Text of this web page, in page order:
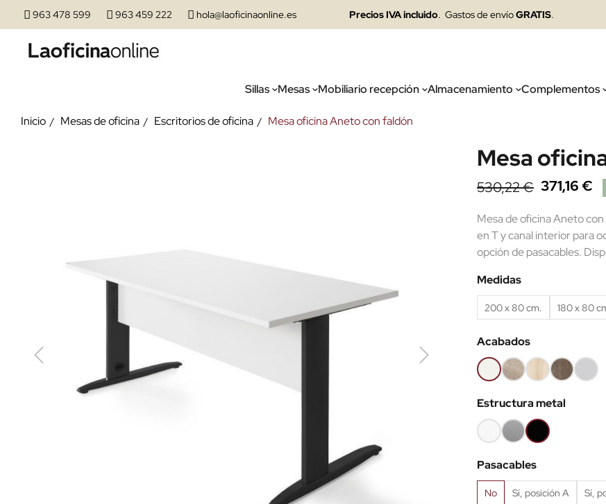
963 478 599 963 459 222 hola@laoficinaonline.es Precios IVA incluido. Gastos de envíoGRATIS.
Sillas Mesas Mobiliario recepción Almacenamiento Complementos
Inicio Mesas de oficina Escritorios de oficina Mesa oficina Aneto con faldón
Mesa
530,22 € 371,16 €
Mesa de oficina Aneto
en T y canal interior para
opción de pasacables.
Medidas
200 x 80 cm. 180 x 80
Acabados
BlancoOlmo
claro
AcaciaNebraska
Gris
claro
Estructura metal
BlancoGris
aluminio
Negro
Pasacables
No Sí, posición A Sí,